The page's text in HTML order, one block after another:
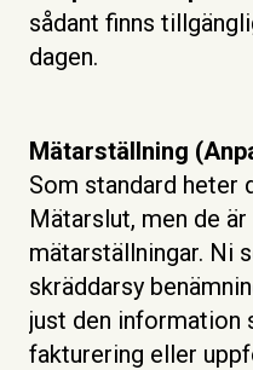
sådant finns
dagen.
Mätarställning
Som standard heter
Mätarslut, men de
mätarställningar. Ni
skräddarsy
just den information
fakturering eller